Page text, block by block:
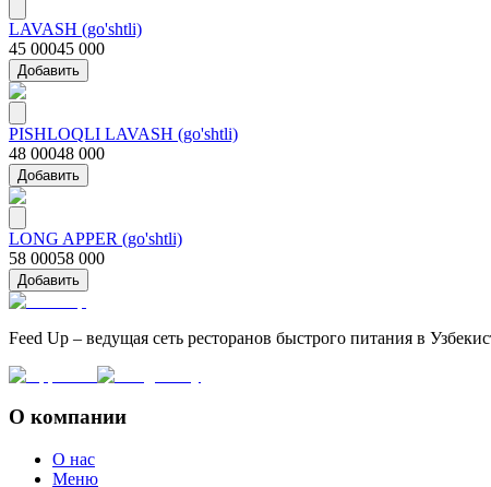
LAVASH (go'shtli)
45 00045 000
Добавить
PISHLOQLI LAVASH (go'shtli)
48 00048 000
Добавить
LONG APPER (go'shtli)
58 00058 000
Добавить
Feed Up – ведущая сеть ресторанов быстрого питания в
О компании
О нас
Меню